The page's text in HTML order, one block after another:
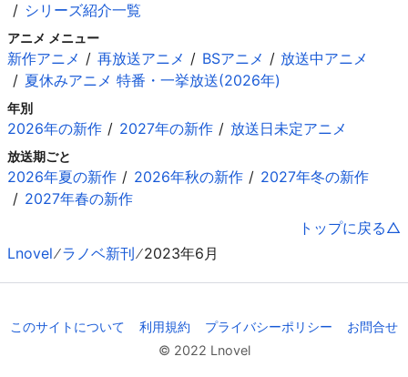
シリーズ紹介一覧
アニメ メニュー
新作アニメ 再放送アニメ BSアニメ
放送中アニメ
夏休みアニメ 特番・一挙放送(2026年)
年別
2026年の新作 2027年の新作 放送日未定アニメ
放送期ごと
2026年夏の新作 2026年秋の新作
2027年冬の新作
2027年春の新作
トップに戻る
Lnovel ラノベ新刊 2023年6月
このサイトについて 利用規約 プライバシーポリシー
お問合せ
© 2022 Lnovel